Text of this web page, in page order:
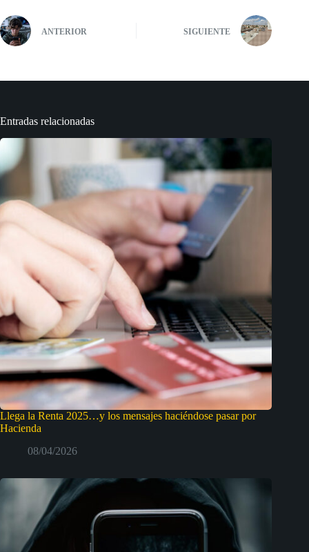
ANTERIOR SIGUIENTE
Entradas relacionadas
Llega la Renta 2025…y los mensajes haciéndose pasar por
Hacienda
08/04/2026